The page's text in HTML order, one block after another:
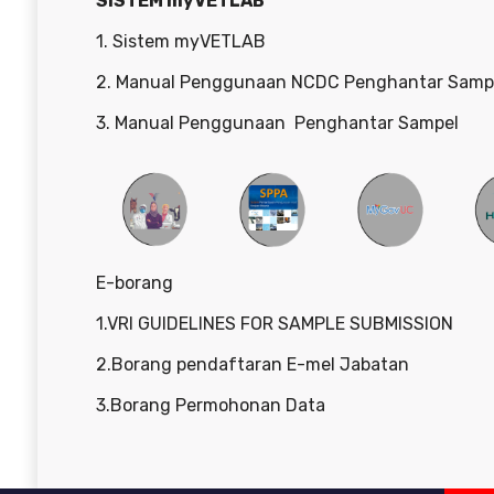
1. Sistem myVETLAB
2. Manual Penggunaan NCDC Penghantar
3. Manual Penggunaan Penghantar Sampel
E-borang
1 .VRI GUIDELINES FOR SAMPLE SUBMISSION
2.Borang pendaftaran E-mel Jabatan
3.Borang Permohonan Data